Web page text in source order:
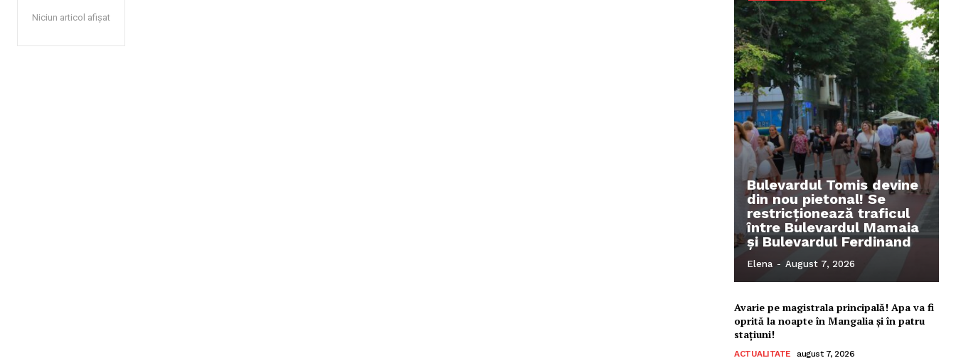
Niciun articol afișat
Bulevardul Tomis devine
din nou pietonal! Se
restricționează traficul
între Bulevardul Mamaia
și Bulevardul Ferdinand
Elena - August 7, 2026
Avarie pe magistrala principală! Apa va fi
oprită la noapte în Mangalia și în patru
stațiuni!
ACTUALITATE august 7, 2026